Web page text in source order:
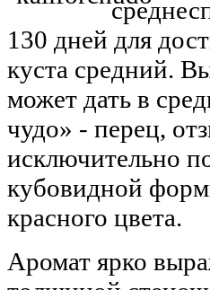
130 дней для
куста средний.
может дать в
чудо» - перец,
исключительно
кубовидной
красного цвета.
Аромат ярко